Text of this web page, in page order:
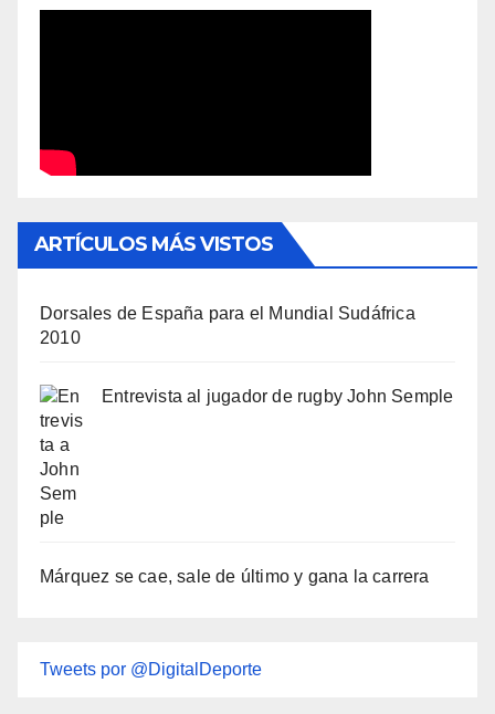
ARTÍCULOS MÁS VISTOS
Dorsales de España para el Mundial Sudáfrica
2010
Entrevista al jugador de rugby John Semple
Márquez se cae, sale de último y gana la carrera
Tweets por @DigitalDeporte